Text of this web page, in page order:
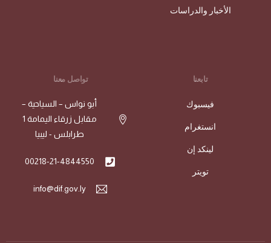
الأخبار والدراسات
تابعنا
فيسبوك
انستغرام
لينكد إن
تويتر
تواصل معنا
‫أبو‬ ‫نواس‬ ‫–‬ ‫السياحية‬ ‫–‬
‫مقابل‬ ‫زرقاء‬ ‫اليمامة‬ 1
طرابلس - ليبيا
00218-21-4844550
info@dif.gov.ly